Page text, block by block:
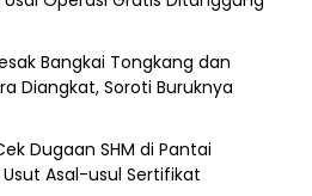
Bangkai Tongkang dan
Diangkat, Soroti Buruknya
Dugaan SHM di Pantai
Asal-usul Sertifikat